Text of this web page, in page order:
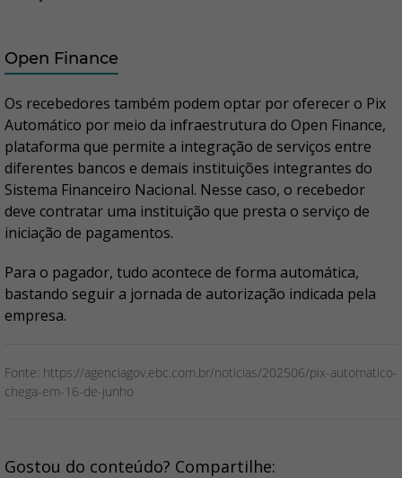
Open Finance
Os recebedores também podem optar por oferecer o Pix
Automático por meio da infraestrutura do Open Finance,
plataforma que permite a integração de serviços entre
diferentes bancos e demais instituições integrantes do
Sistema Financeiro Nacional. Nesse caso, o recebedor
deve contratar uma instituição que presta o serviço de
iniciação de pagamentos.
Para o pagador, tudo acontece de forma automática,
bastando seguir a jornada de autorização indicada pela
empresa.
Fonte: https://agenciagov.ebc.com.br/noticias/202506/pix-automatico-
chega-em-16-de-junho
Gostou do conteúdo? Compartilhe: